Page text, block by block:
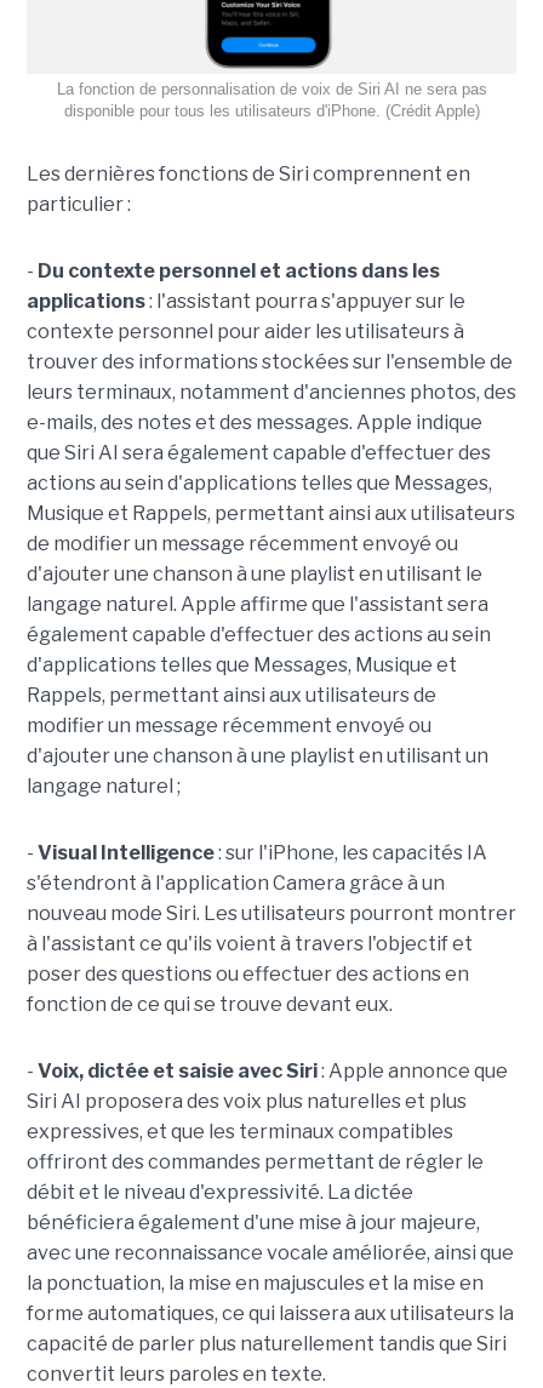
La fonction de personnalisation de voix de Siri AI ne sera pas
disponible pour tous les utilisateurs d'iPhone. (Crédit Apple)
Les dernières fonctions de Siri comprennent en
particulier :
- Du contexte personnel et actions dans les
applications: l'assistant pourra s'appuyer sur le
contexte personnel pour aider les utilisateurs à
trouver des informations stockées sur l'ensemble de
leurs terminaux, notamment d'anciennes photos, des
e-mails, des notes et des messages. Apple indique
que Siri AI sera également capable d'effectuer des
actions au sein d'applications telles que Messages,
Musique et Rappels, permettant ainsi aux utilisateurs
de modifier un message récemment envoyé ou
d'ajouter une chanson à une playlist en utilisant le
langage naturel. Apple affirme que l'assistant sera
également capable d'effectuer des actions au sein
d'applications telles que Messages, Musique et
Rappels, permettant ainsi aux utilisateurs de
modifier un message récemment envoyé ou
d'ajouter une chanson à une playlist en utilisant un
langage naturel ;
- Visual Intelligence: sur l'iPhone, les capacités IA
s'étendront à l'application Camera grâce à un
nouveau mode Siri. Les utilisateurs pourront montrer
à l'assistant ce qu'ils voient à travers l'objectif et
poser des questions ou effectuer des actions en
fonction de ce qui se trouve devant eux.
- Voix, dictée et saisie avec Siri: Apple annonce que
Siri AI proposera des voix plus naturelles et plus
expressives, et que les terminaux compatibles
offriront des commandes permettant de régler le
débit et le niveau d'expressivité. La dictée
bénéficiera également d'une mise à jour majeure,
avec une reconnaissance vocale améliorée, ainsi que
la ponctuation, la mise en majuscules et la mise en
forme automatiques, ce qui laissera aux utilisateurs la
capacité de parler plus naturellement tandis que Siri
convertit leurs paroles en texte.